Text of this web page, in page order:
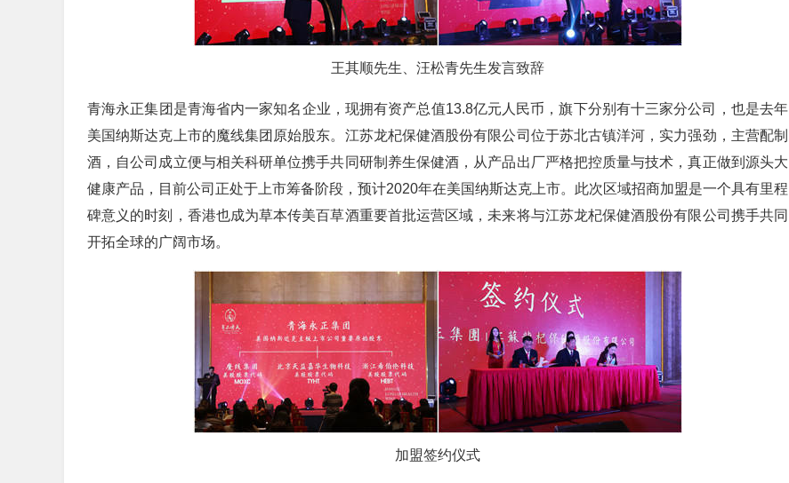
王其顺先生、汪松青先生发言致辞
青海永正集团是青海省内一家知名企业，现拥有资产总值13.8亿元人民币，旗下分别有十三家分公司，也是去年
美国纳斯达克上市的魔线集团原始股东。江苏龙杞保健酒股份有限公司位于苏北古镇洋河，实力强劲，主营配制
酒，自公司成立便与相关科研单位携手共同研制养生保健酒，从产品出厂严格把控质量与技术，真正做到源头大
健康产品，目前公司正处于上市筹备阶段，预计2020年在美国纳斯达克上市。此次区域招商加盟是一个具有里程
碑意义的时刻，香港也成为草本传美百草酒重要首批运营区域，未来将与江苏龙杞保健酒股份有限公司携手共同
开拓全球的广阔市场。
加盟签约仪式